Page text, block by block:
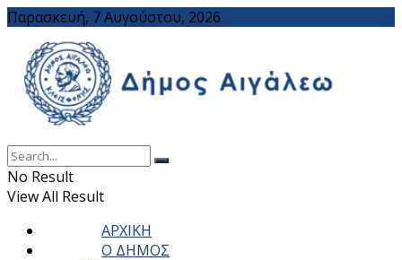
Παρασκευή, 7 Αυγούστου, 2026
No Result
View All Result
ΑΡΧΙΚΗ
Ο ΔΗΜΟΣ